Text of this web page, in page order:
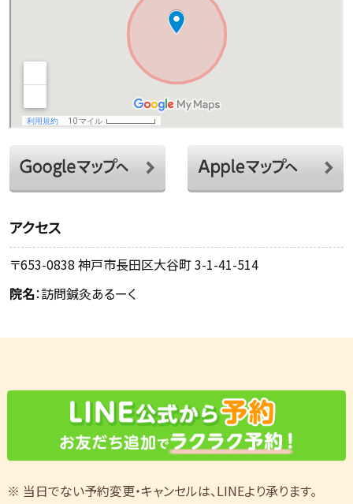
アクセス
〒653-0838 神戸市長田区大谷町 3-1-41-514
院名：訪問鍼灸あるーく
※ 当日でない予約変更・キャンセルは、LINEより承ります。